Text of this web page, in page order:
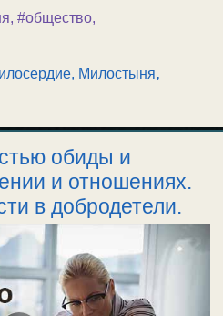
, #общество,
Милостыня,
обиды и
и отношениях.
в добродетели.